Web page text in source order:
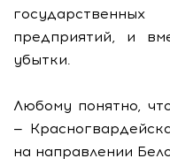
предприятий, и
убытки.
Любому понятно,
—
на направлении